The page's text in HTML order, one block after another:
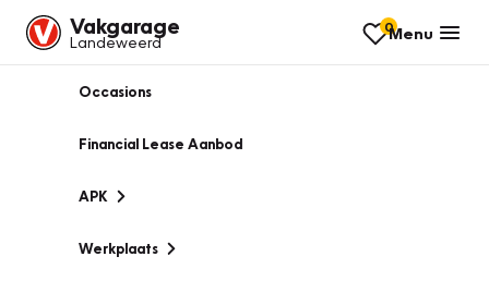
Vakgarage
Landeweerd
0Menu
Occasions
Financial Lease Aanbod
APK
Werkplaats